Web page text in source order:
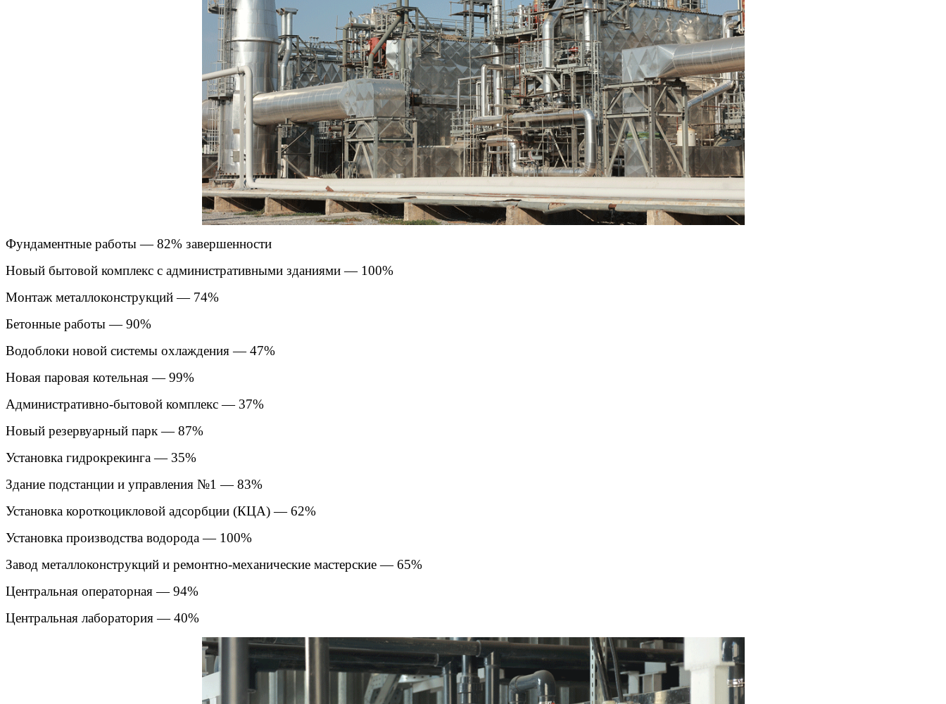
Фундаментные работы — 82% завершенности
Новый бытовой комплекс с административными зданиями — 100%
Монтаж металлоконструкций — 74%
Бетонные работы — 90%
Водоблоки новой системы охлаждения — 47%
Новая паровая котельная — 99%
Административно-бытовой комплекс — 37%
Новый резервуарный парк — 87%
Установка гидрокрекинга — 35%
Здание подстанции и управления №1 — 83%
Установка короткоцикловой адсорбции (КЦА) — 62%
Установка производства водорода — 100%
Завод металлоконструкций и ремонтно-механические мастерские — 65%
Центральная операторная — 94%
Центральная лаборатория — 40%